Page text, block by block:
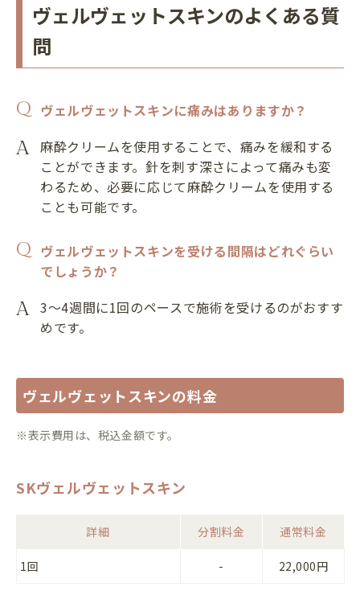
ヴェルヴェットスキンのよくある質
問
ヴェルヴェットスキンに痛みはありますか？
麻酔クリームを使用することで、痛みを緩和する
ことができます。針を刺す深さによって痛みも変
わるため、必要に応じて麻酔クリームを使用する
ことも可能です。
ヴェルヴェットスキンを受ける間隔はどれぐらい
でしょうか？
3～4週間に1回のペースで施術を受けるのがおすす
めです。
ヴェルヴェットスキンの料金
※表示費用は、税込金額です。
SKヴェルヴェットスキン
詳細 分割料金 通常料金
1回 - 22,000円